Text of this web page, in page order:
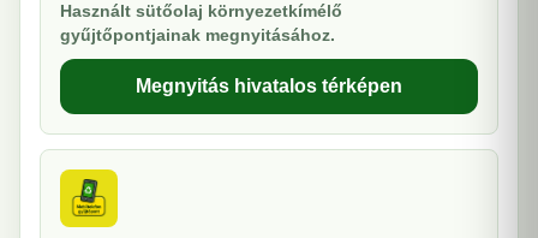
Használt sütőolaj környezetkímélő
gyűjtőpontjainak megnyitásához.
Megnyitás hivatalos térképen